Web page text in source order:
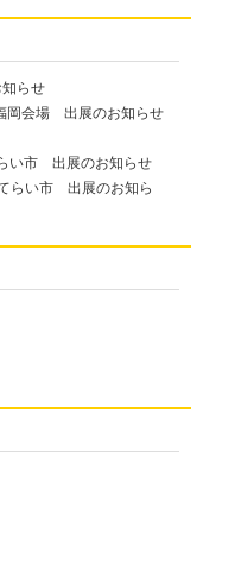
らせ
岡会場 出展のお知らせ
い市 出展のお知らせ
らい市 出展のお知ら